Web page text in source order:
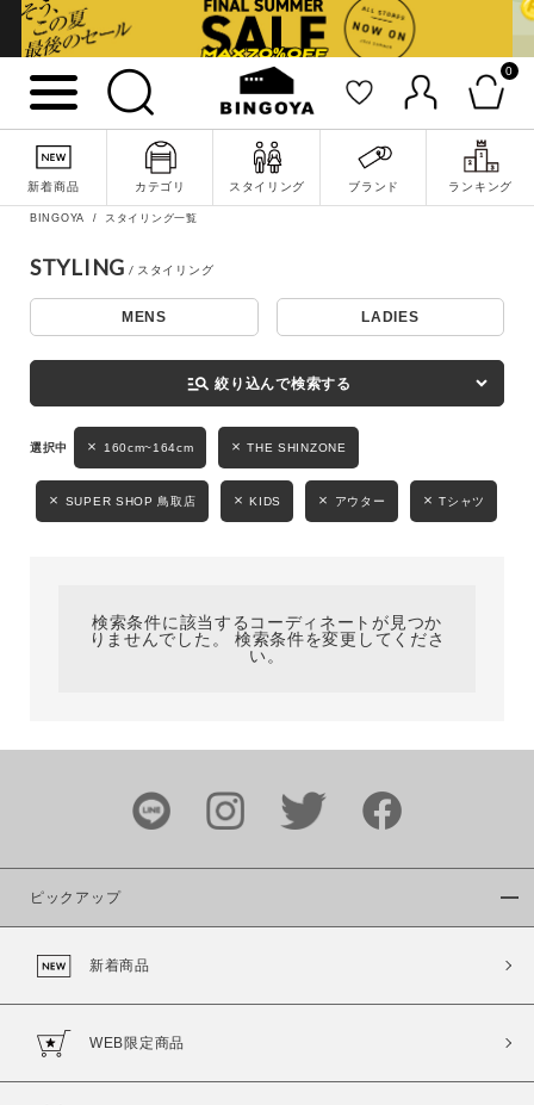
0
新着商品 カテゴリ スタイリング ブランド ランキング
詳細検索
キーワード
性別
MENS LADIES
ブランド
カラー
BINGOYA スタイリング一覧
STYLING
MENS LADIES
manage_search 絞り込んで検索する
160cm~164cm THE SHINZONE
SUPER SHOP 鳥取店 KIDS アウター Tシャツ
検索条件に該当するコーディネートが見つか
りませんでした。 検索条件を変更してくださ
い。
ピックアップ
新着商品
WEB限定商品